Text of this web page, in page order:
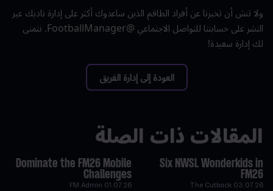
ولا تنسَ أن تخبرنا عن أفرادالطاقمالذين ساعدوك أكثر على إدارة ناديك عبر
النشر على حسابتنا للتواصل الاجتماعي @FootballManager. نتمنى
لك إدارة سعيدة!
العودة إلى إدارة الفريق
المقالات ذات الصلة
Six NWSL Wonderkids in
FM26
03.07.26
The Cutback
Dominate the FM26 Mobile
Challenges
01.07.26
FM Admin